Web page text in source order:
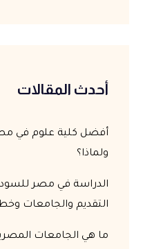
أحدث المقالات
ولماذا؟
التقديم والجامعات
ما هي الجامعات